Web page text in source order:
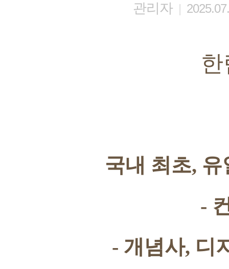
관리자 |
국내 최초,
-
- 개념사, 디